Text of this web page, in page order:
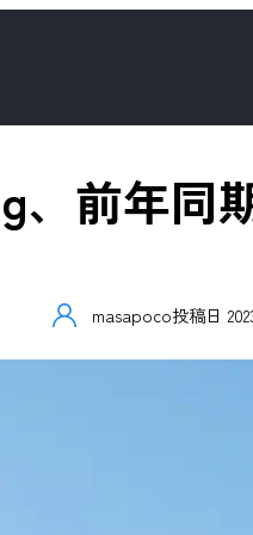
、前年同
masapoco投稿日